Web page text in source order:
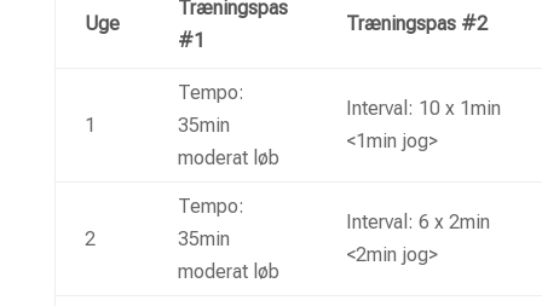
Uge
Træningspas
#1
Træningspas #2
1
Tempo:
35min
moderat løb
Interval: 10 x 1min
<1min jog>
2
Tempo:
35min
moderat løb
Interval: 6 x 2min
<2min jog>